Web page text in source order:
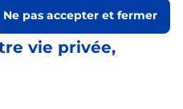
vie privée,
Ne pas accepter et fermer